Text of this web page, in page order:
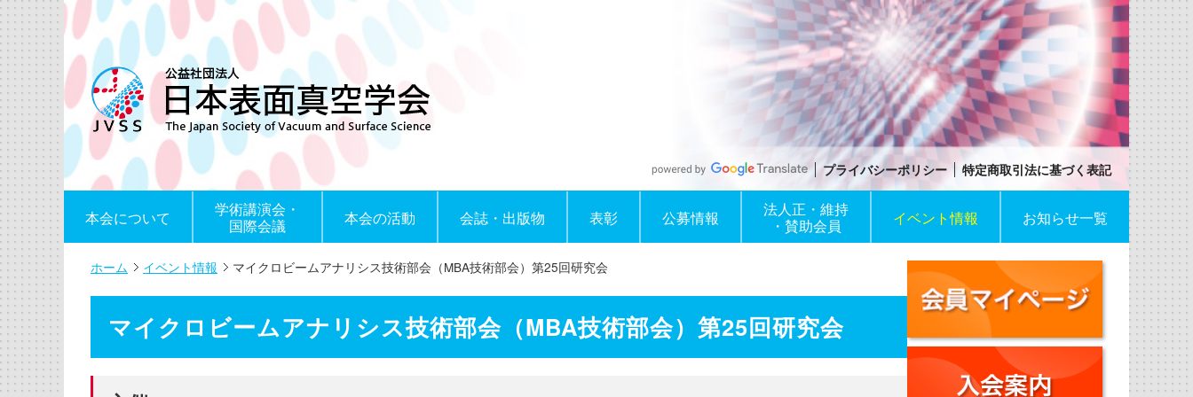
プライバシーポリシー 特定商取引法に基づく表記
本会について
学術講演会・
国際会議
本会の活動 会誌・出版物 表彰 公募情報
法人正・維持
・賛助会員
イベント情報 お知らせ一覧
ホーム イベント情報 マイクロビームアナリシス技術部会（MBA技術部会）第25回研究会
マイクロビームアナリシス技術部会（MBA技術部会）第25回研究会